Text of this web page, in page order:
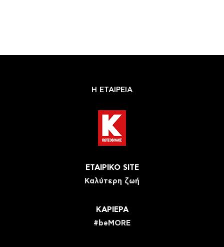
Η ΕΤΑΙΡΕΙΑ
ΕΤΑΙΡΙΚΟ SITE
Καλύτερη ζωή
ΚΑΡΙΕΡΑ
#beMORE